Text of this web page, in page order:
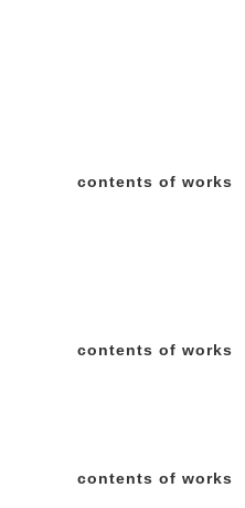
contents of works
contents of works
contents of works